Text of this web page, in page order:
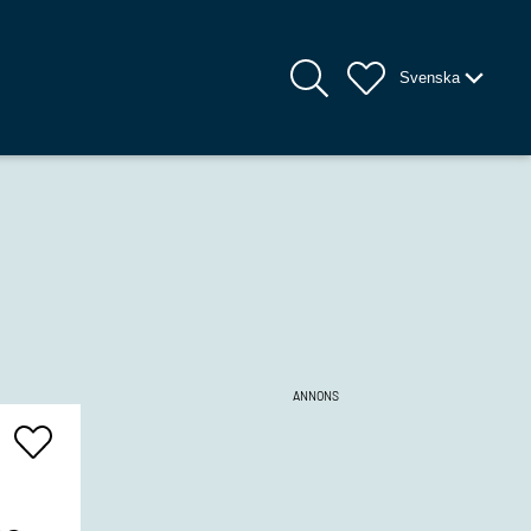
Svenska
Add
To
ANNONS